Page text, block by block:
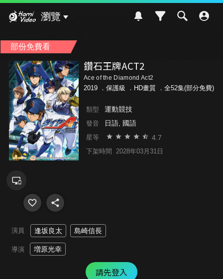
瀏覽
部份免費看
鑽石王牌ACT2
Ace of the Diamond Act2
2019 ． 保護級 ．HD畫質 ．全52集(部分免費)
類型 運動競技
發音 日語, 國語
星等 4.7
下架時間 2028年03月31日
演員 逢坂良太 島崎信長
導演 増原光幸
請先登入